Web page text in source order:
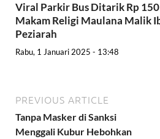
Viral Parkir Bus Ditarik Rp
Makam Religi Maulana Malik
Peziarah
Rabu, 1 Januari 2025 - 13:48
PREVIOUS ARTICLE
Tanpa Masker di Sanksi
Menggali Kubur Hebohkan